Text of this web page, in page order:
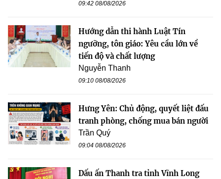
09:42 08/08/2026
Hướng dẫn thi hành Luật Tín
ngưỡng, tôn giáo: Yêu cầu lớn về
tiến độ và chất lượng
Nguyễn Thanh
09:10 08/08/2026
Hưng Yên: Chủ động, quyết liệt đấu
tranh phòng, chống mua bán người
Trần Quý
09:04 08/08/2026
Dấu ấn Thanh tra tỉnh Vĩnh Long